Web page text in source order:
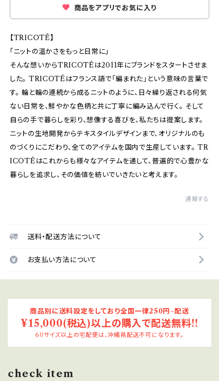
商品をアプリでお気に入り
【TRICOTÉ】
「ニットの温かさをもっと日常に」
そんな想いからTRICOTÉは2011年にブランドをスタートさせま
した。 TRICOTÉはフランス語で「編まれた」という意味の言葉で
す。 輪と輪の連続から成るニットのように、日々繰り返される何気
ない日常を、鮮やかな色柄と共に丁寧に編み込んで行く。 そして
自らの手で暮らしを彩り、想像する喜びを、私たちは提案します。
ニットの生地開発からテキスタイルデザインまで、オリジナルのも
のづくりにこだわり、全てのアイテムを国内で生産しています。 TR
ICOTÉはこれからも様々なアイテムを通して、普遍的で心豊かな
暮らしを追求し、その価値を紡いでいきたいと考えます。
通報する
送料・配送方法について
お支払い方法について
商品別に送料設定をしており全国一律250円~配送
¥15,000(税込)以上の購入で配送無料!!
60サイズ以上の宅配便は、沖縄県配送不可になります。
check item